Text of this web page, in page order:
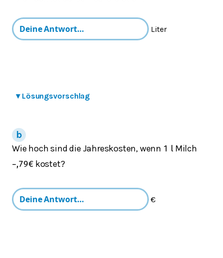
Liter
▾ Lösungsvorschlag
Wie hoch sind die Jahreskosten, wenn 1 lMilch
−,79€ kostet?
€